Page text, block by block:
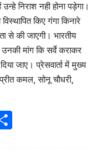
निराश नही होना पड़ेगा।
किए गंगा किनारे
से की जाएगी। भारतीय
उनकी मांग कि सर्वे कराकर
जाए। प्रेसवार्ता में मुख्य
कमल, सोनू चौधरी,